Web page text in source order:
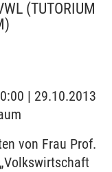
(TUTORIUM
| 29.10.2013
von Frau Prof.